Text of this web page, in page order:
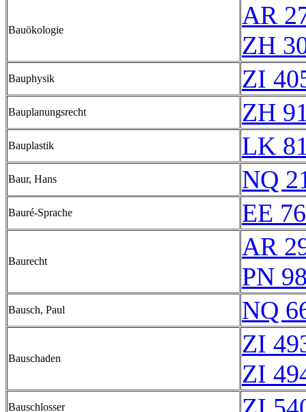
Bauökologie
AR
ZH
Bauphysik ZI
Bauplanungsrecht ZH
Bauplastik LK
Baur, Hans NQ
Bauré-Sprache EE
Baurecht
AR
PN
Bausch, Paul NQ
Bauschaden
ZI
ZI
Bauschlosser